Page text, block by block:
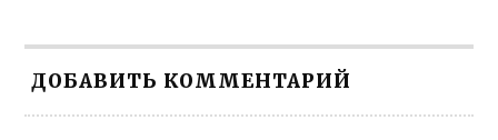
ДОБАВИТЬ КОММЕНТАРИЙ